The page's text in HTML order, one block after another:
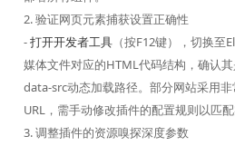
2. 验证网页元素捕获设置正确性
-打开开发者工具（按F12键），切换至
媒体文件对应的HTML代码结构，确认
data-src动态加载路径。部分网站采用
URL，需手动修改插件的配置规则以匹配
3. 调整插件的资源嗅探深度参数